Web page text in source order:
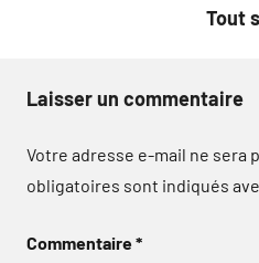
Tout
Laisser un commentaire
Votre adresse e-mail ne sera
obligatoires sont indiqués
Commentaire*